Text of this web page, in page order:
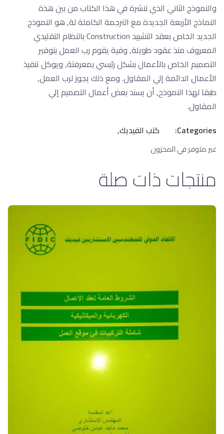
والنموذج الثاني الذي ننشرة في هذا الكتاب من بين هذة
النماذج الأربعة الجديدة مع الترجمة الكاملة لة, هو النموذج
الجديد الخاص بعقد التشييد Construction
بالنظام التقليدي
المعروف منذ عقود طويلة, وفية يقوم رب العمل بتوفير
التصميم الخاص بالأعمال بشكل رئيسي بمعرفتة, ويوكل تنفيذ
الأعمال الدائمة إلي المقاول. ومع ذلك يجوز لرب العمل,
طبقا لهذا النموذح, أن يسند بعض أعمال التصميم إلي
المقاول.
Categories:
كتب الفيديك,
غير متوفر في المخزون
منتجات ذات صلة